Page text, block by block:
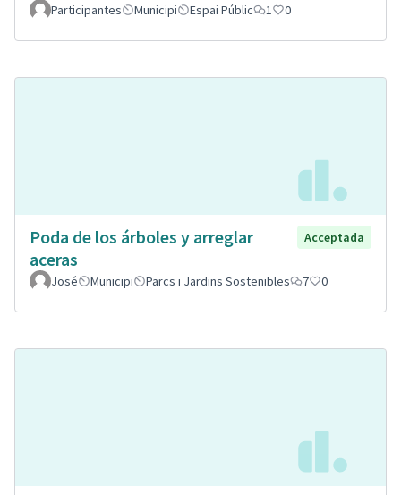
Participantes
Municipi Espai Públic 1 0
Poda de los árboles y arreglar
aceras
Acceptada
José Municipi Parcs i Jardins Sostenibles 7 0